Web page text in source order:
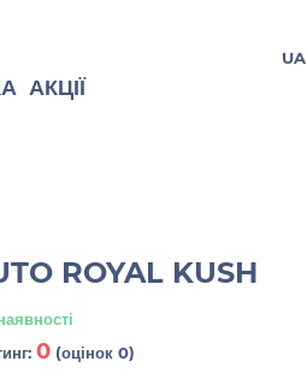
АКЦІЇ
UA
ROYAL KUSH
0 (оцінок 0)